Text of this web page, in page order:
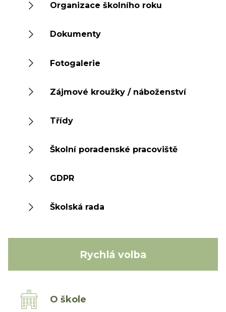
Organizace školního roku
Dokumenty
Fotogalerie
Zájmové kroužky / náboženství
Třídy
Školní poradenské pracoviště
GDPR
Školská rada
Rychlá volba
O škole